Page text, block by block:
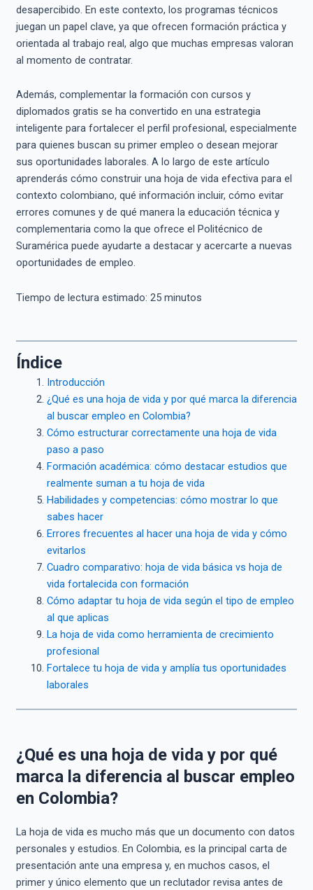
desapercibido. En este contexto, los programas técnicos
juegan un papel clave, ya que ofrecen formación práctica y
orientada al trabajo real, algo que muchas empresas valoran
al momento de contratar.
Además, complementar la formación con cursos y
diplomados gratis se ha convertido en una estrategia
inteligente para fortalecer el perfil profesional, especialmente
para quienes buscan su primer empleo o desean mejorar
sus oportunidades laborales. A lo largo de este artículo
aprenderás cómo construir una hoja de vida efectiva para el
contexto colombiano, qué información incluir, cómo evitar
errores comunes y de qué manera la educación técnica y
complementaria como la que ofrece el Politécnico de
Suramérica puede ayudarte a destacar y acercarte a nuevas
oportunidades de empleo.
Tiempo de lectura estimado: 25minutos
Índice
Introducción
¿Qué es una hoja de vida y por qué marca la diferencia
al buscar empleo en Colombia?
Cómo estructurar correctamente una hoja de vida
paso a paso
Formación académica: cómo destacar estudios que
realmente suman a tu hoja de vida
Habilidades y competencias: cómo mostrar lo que
sabes hacer
Errores frecuentes al hacer una hoja de vida y cómo
evitarlos
Cuadro comparativo: hoja de vida básica vs hoja de
vida fortalecida con formación
Cómo adaptar tu hoja de vida según el tipo de empleo
al que aplicas
La hoja de vida como herramienta de crecimiento
profesional
Fortalece tu hoja de vida y amplía tus oportunidades
laborales
¿Qué es una hoja de vida y por qué
marca la diferencia al buscar empleo
en Colombia?
La hoja de vida es mucho más que un documento con datos
personales y estudios. En Colombia, es la principal carta de
presentación ante una empresa y, en muchos casos, el
primer y único elemento que un reclutador revisa antes de